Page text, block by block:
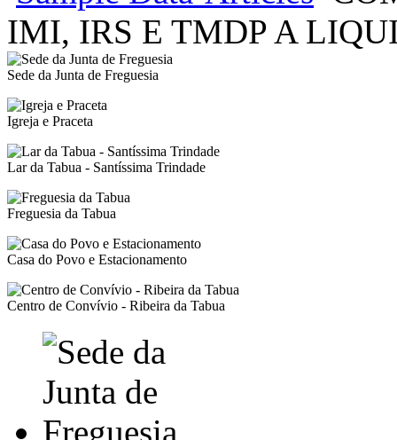
IMI, IRS E TMDP A
Sede da Junta de Freguesia
Igreja e Praceta
Lar da Tabua - Santíssima Trindade
Freguesia da Tabua
Casa do Povo e Estacionamento
Centro de Convívio - Ribeira da Tabua